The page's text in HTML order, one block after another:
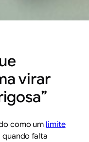
virar
como um limite
falta